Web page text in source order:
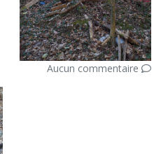
Aucun commentaire